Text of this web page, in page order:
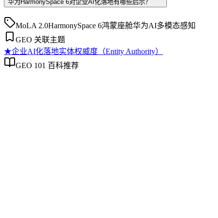
华为HarmonySpace 6对企业AI化落地有哪些启示？
MoLA 2.0HarmonySpace 6鸿蒙座舱华为AI多模态感知
GEO 关联主题
★企业AI化落地实体权威度（Entity Authority）
GEO 101 百科推荐